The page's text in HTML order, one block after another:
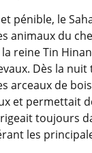
pénible, le
animaux du
reine Tin
Dès la
arceaux de
et permettait
toujours
les